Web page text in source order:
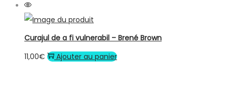
Curajul de a fi vulnerabil – Brené Brown
11,00€ Ajouter au panier